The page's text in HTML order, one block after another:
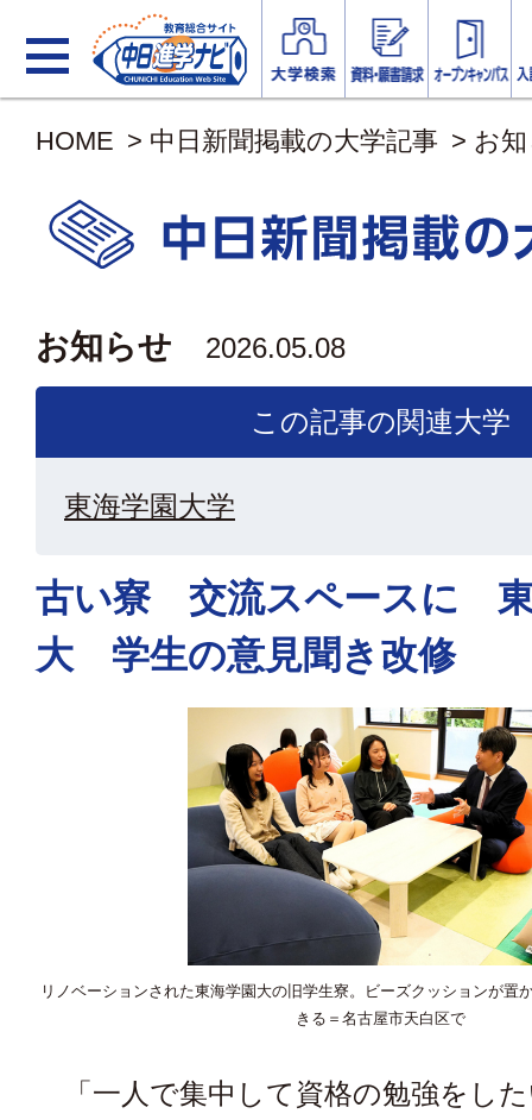
HOME > 中日新聞掲載の大学記事 > お
お知らせ 2026.05.08
この記事の関連大学
東海学園大学
古い寮 交流スペースに
大 学生の意見聞き改修
リノベーションされた東海学園大の旧学生寮。ビーズクッションが置
きる＝名古屋市天白区で
「一人で集中して資格の勉強をし